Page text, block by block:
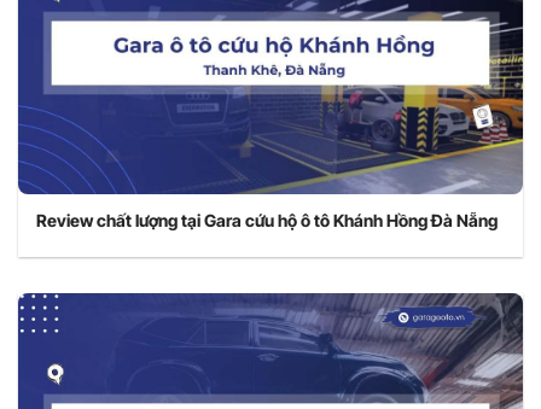
Review chất lượng tại Gara cứu hộ ô tô Khánh Hồng Đà Nẵng